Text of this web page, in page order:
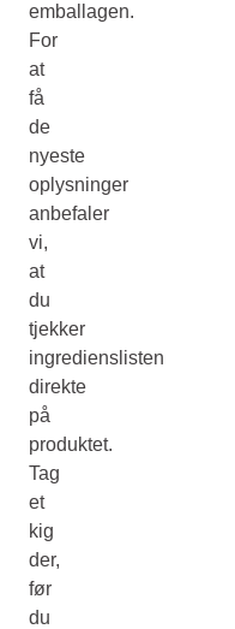
emballagen.
For
at
få
de
nyeste
oplysninger
anbefaler
vi,
at
du
tjekker
ingredienslisten
direkte
på
produktet.
Tag
et
kig
der,
før
du